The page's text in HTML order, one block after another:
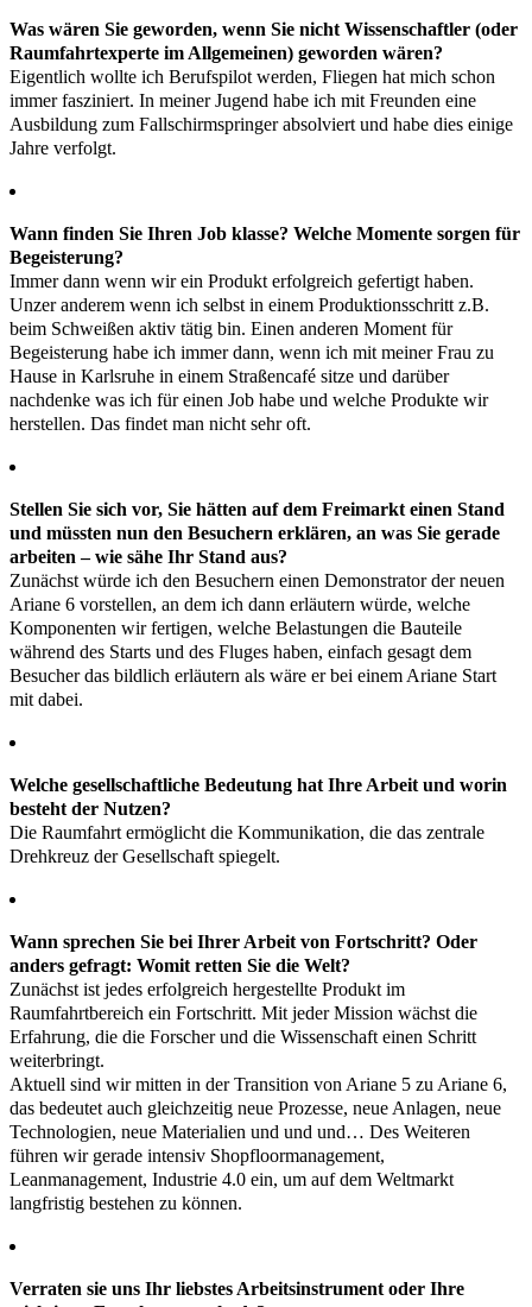
Was wären Sie geworden, wenn Sie nicht Wissenschaftler (oder
Raumfahrtexperte im Allgemeinen) geworden wären?
Eigentlich wollte ich Berufspilot werden, Fliegen hat mich schon
immer fasziniert. In meiner Jugend habe ich mit Freunden eine
Ausbildung zum Fallschirmspringer absolviert und habe dies einige
Jahre verfolgt.
Wann finden Sie Ihren Job klasse? Welche Momente sorgen für
Begeisterung?
Immer dann wenn wir ein Produkt erfolgreich gefertigt haben.
Unzer anderem wenn ich selbst in einem Produktionsschritt z.B.
beim Schweißen aktiv tätig bin. Einen anderen Moment für
Begeisterung habe ich immer dann, wenn ich mit meiner Frau zu
Hause in Karlsruhe in einem Straßencafé sitze und darüber
nachdenke was ich für einen Job habe und welche Produkte wir
herstellen. Das findet man nicht sehr oft.
Stellen Sie sich vor, Sie hätten auf dem Freimarkt einen Stand
und müssten nun den Besuchern erklären, an was Sie gerade
arbeiten – wie sähe Ihr Stand aus?
Zunächst würde ich den Besuchern einen Demonstrator der neuen
Ariane 6 vorstellen, an dem ich dann erläutern würde, welche
Komponenten wir fertigen, welche Belastungen die Bauteile
während des Starts und des Fluges haben, einfach gesagt dem
Besucher das bildlich erläutern als wäre er bei einem Ariane Start
mit dabei.
Welche gesellschaftliche Bedeutung hat Ihre Arbeit und worin
besteht der Nutzen?
Die Raumfahrt ermöglicht die Kommunikation, die das zentrale
Drehkreuz der Gesellschaft spiegelt.
Wann sprechen Sie bei Ihrer Arbeit von Fortschritt? Oder
anders gefragt: Womit retten Sie die Welt?
Zunächst ist jedes erfolgreich hergestellte Produkt im
Raumfahrtbereich ein Fortschritt. Mit jeder Mission wächst die
Erfahrung, die die Forscher und die Wissenschaft einen Schritt
weiterbringt.
Aktuell sind wir mitten in der Transition von Ariane 5 zu Ariane 6,
das bedeutet auch gleichzeitig neue Prozesse, neue Anlagen, neue
Technologien, neue Materialien und und und… Des Weiteren
führen wir gerade intensiv Shopfloormanagement,
Leanmanagement, Industrie 4.0 ein, um auf dem Weltmarkt
langfristig bestehen zu können.
Verraten sie uns Ihr liebstes Arbeitsinstrument oder Ihre